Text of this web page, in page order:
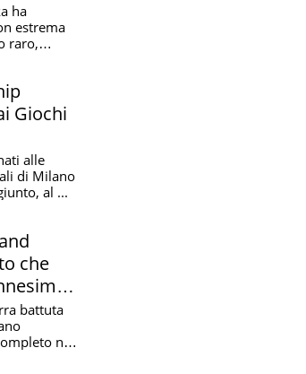
ha
estrema
raro,
Giochi
alle
di Milano
al ...
che
battuta
non